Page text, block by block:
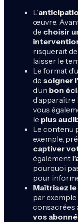
L’
œuvre.
de choisir
risquerait
laisser le
Le format
de soigner
d’un bon
vous
le plus
Le contenu
exemple,
captiver
également
pourquoi
pour
Maîtrisez
par
consacrées
vos